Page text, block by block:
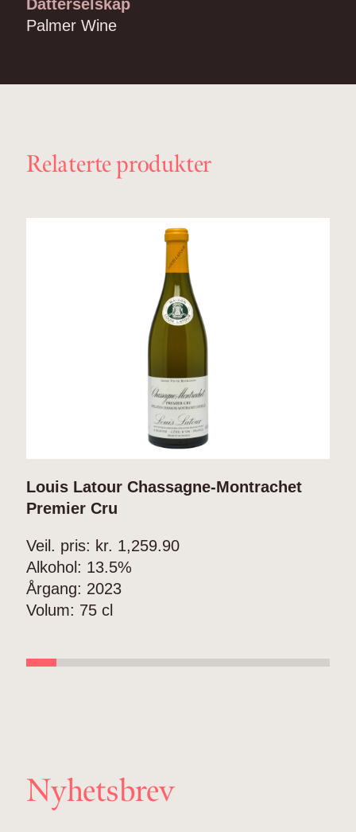
Datterselskap
Palmer Wine
Relaterte produkter
Louis Latour Chassagne-Montrachet
Premier Cru
Veil. pris: kr. 1,259.90
Alkohol: 13.5%
Årgang: 2023
Volum: 75 cl
Nyhetsbrev